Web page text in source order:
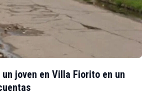
joven en Villa Fiorito en un